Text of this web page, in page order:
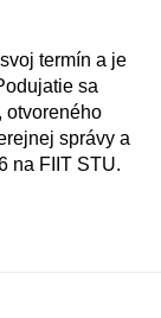
termín a je
sa
otvoreného
správy a
na FIIT STU.